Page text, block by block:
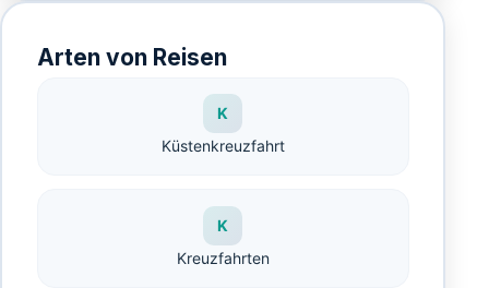
Arten von Reisen
K
Küstenkreuzfahrt
K
Kreuzfahrten